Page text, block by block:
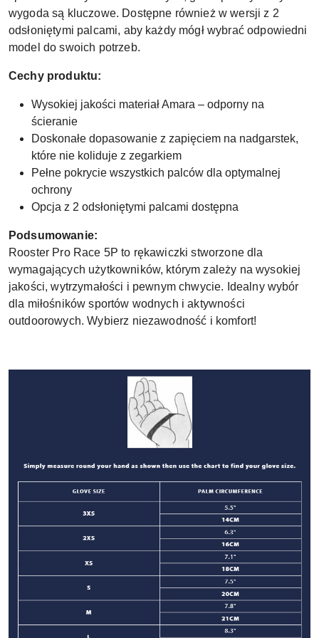
wygoda są kluczowe. Dostępne również w wersji z 2
odsłoniętymi palcami, aby każdy mógł wybrać odpowiedni
model do swoich potrzeb.
Cechy produktu:
Wysokiej jakości materiał Amara – odporny na
ścieranie
Doskonałe dopasowanie z zapięciem na nadgarstek,
które nie koliduje z zegarkiem
Pełne pokrycie wszystkich palców dla optymalnej
ochrony
Opcja z 2 odsłoniętymi palcami dostępna
Podsumowanie:
Rooster Pro Race 5P to rękawiczki stworzone dla
wymagających użytkowników, którym zależy na wysokiej
jakości, wytrzymałości i pewnym chwycie. Idealny wybór
dla miłośników sportów wodnych i aktywności
outdoorowych. Wybierz niezawodność i komfort!